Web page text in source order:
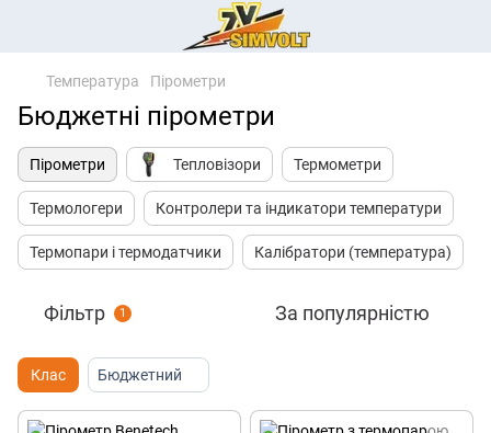
Температура Пірометри
Бюджетні пірометри
Пірометри Тепловізори Термометри
Термологери Контролери та індикатори температури
Термопари і термодатчики Калібратори (температура)
Фільтр 1 За популярністю
Клас Бюджетний